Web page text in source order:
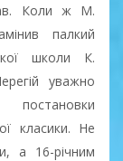
Коли ж М.
палкий
школи К.
уважно
класики. Не
а 16-річним